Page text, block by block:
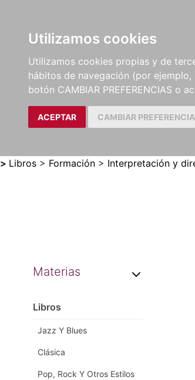
Utilizamos cookies
Utilizamos cookies propias y de
hábitos de navegación (por
botón CAMBIAR PREFERENCIAS o
ACEPTAR CAMBIAR
LIBROS
MÉTODOS Y
EJERCICIOS
> Libros > Formación > Interpretación y
Materias
Libros
Jazz Y Blues
Clásica
Pop, Rock Y Otros Estilos